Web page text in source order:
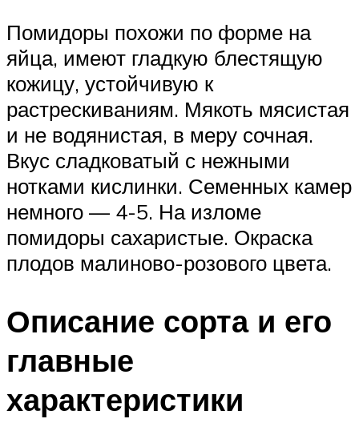
Помидоры похожи по форме на
яйца, имеют гладкую блестящую
кожицу, устойчивую к
растрескиваниям. Мякоть мясистая
и не водянистая, в меру сочная.
Вкус сладковатый с нежными
нотками кислинки. Семенных камер
немного — 4-5. На изломе
помидоры сахаристые. Окраска
плодов малиново-розового цвета.
Описание сорта и его
главные
характеристики